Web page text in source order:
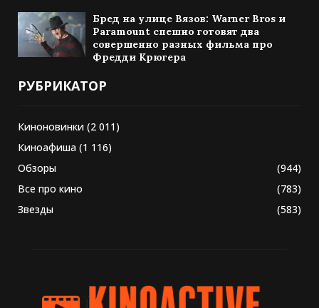
Бред на улице Вязов: Warner Bros и
Paramount спешно готовят два
совершенно разных фильма про
Фредди Крюгера
РУБРИКАТОР
Киноновинки (2 011)
Киноафиша (1 116)
Обзоры
(944)
Все про кино
(783)
Звезды
(583)